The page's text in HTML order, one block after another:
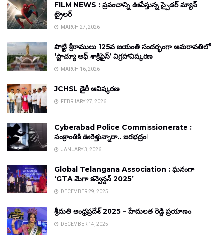
FILM NEWS : ప్రపంచాన్ని ఊపేస్తున్న స్పైడర్ మ్యాన్
ట్రైలర్
MARCH 27, 2026
పొట్టి శ్రీరాములు 125వ జయంతి సందర్భంగా అమరావతిలో
‘స్టాచ్యూ ఆఫ్ శాక్రిఫైస్’ విగ్రహావిష్కరణ
MARCH 16, 2026
JCHSL డైరీ ఆవిష్కరణ
FEBRUARY 27, 2026
Cyberabad Police Commissionerate :
సంక్రాంతికి ఊరెళ్తున్నారా.. జరభద్రం!
JANUARY 3, 2026
Global Telangana Association : ఘనంగా
‘GTA మెగా కన్వెన్షన్ 2025’
DECEMBER 29, 2025
శ్రీమతి ఆంధ్రప్రదేశ్ 2025 – హేమలత రెడ్డి ప్రయాణం
DECEMBER 14, 2025